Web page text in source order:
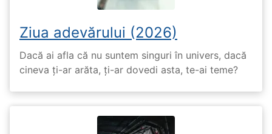
Ziua adevărului (2026)
Dacă ai afla că nu suntem singuri în univers, dacă
cineva ți-ar arăta, ți-ar dovedi asta, te-ai teme?